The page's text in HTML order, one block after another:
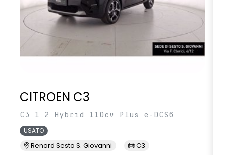
CITROEN C3
C3 1.2 Hybrid 110cv Plus e-DCS6
USATO
Renord Sesto S. Giovanni
C3